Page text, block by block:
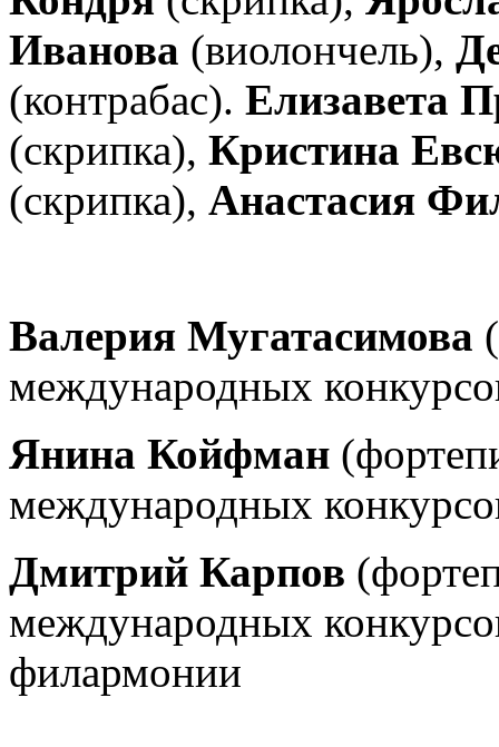
Иванова (виолончель),
(контрабас). Елизавета
(скрипка), Кристина
(скрипка), Анастасия
Валерия Мугатасимова
международных
Янина Койфман
международных
Дмитрий Карпов
международных
филармонии